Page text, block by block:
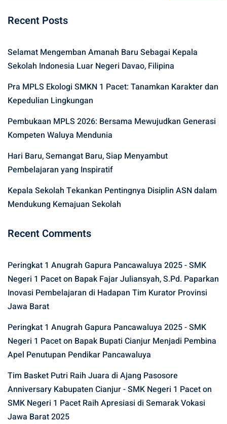
Recent Posts
Selamat Mengemban Amanah Baru Sebagai Kepala
Sekolah Indonesia Luar Negeri Davao, Filipina
Pra MPLS Ekologi SMKN 1 Pacet: Tanamkan Karakter dan
Kepedulian Lingkungan
Pembukaan MPLS 2026: Bersama Mewujudkan Generasi
Kompeten Waluya Mendunia
Hari Baru, Semangat Baru, Siap Menyambut
Pembelajaran yang Inspiratif
Kepala Sekolah Tekankan Pentingnya Disiplin ASN dalam
Mendukung Kemajuan Sekolah
Recent Comments
Peringkat 1 Anugrah Gapura Pancawaluya 2025 - SMK
Negeri 1 Paceton Bapak Fajar Juliansyah, S.Pd. Paparkan
Inovasi Pembelajaran di Hadapan Tim Kurator Provinsi
Jawa Barat
Peringkat 1 Anugrah Gapura Pancawaluya 2025 - SMK
Negeri 1 Paceton Bapak Bupati Cianjur Menjadi Pembina
Apel Penutupan Pendikar Pancawaluya
Tim Basket Putri Raih Juara di Ajang Pasosore
Anniversary Kabupaten Cianjur - SMK Negeri 1 Paceton
SMK Negeri 1 Pacet Raih Apresiasi di Semarak Vokasi
Jawa Barat 2025